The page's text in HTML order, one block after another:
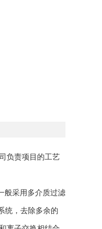
负责项目的工艺
般采用多介质过滤
统，去除多余的